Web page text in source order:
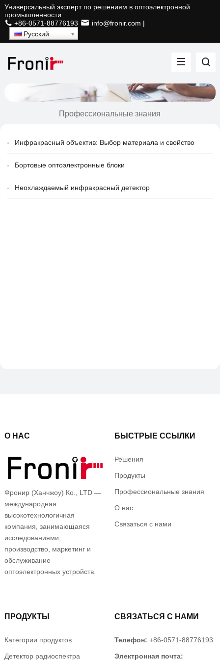
Универсальный эксперт по решениям в оптоэлектронной
промышленности
+86-0571-88776193
info@fronir.com |
Русский
Профессиональные знания
Инфракрасный объектив: Выбор материала и свойство
Бортовые оптоэлектронные блоки
Неохлаждаемый инфракрасный детектор
О НАС
Фронир (Ханчжоу) Ко., LTD —
международная
высокотехнологичная
компания, занимающаяся
исследованиями,
производство, маркетинг и
обслуживание
оптоэлектронных устройств.
БЫСТРЫЕ ССЫЛКИ
Решения
Продукты
Профессиональные знания
О нас
Связаться с нами
ПРОДУКТЫ
Категории продуктов
Детектор радиоспектра
СВЯЗАТЬСЯ С НАМИ
Телефон: +86-0571-88776193
Электронная почта: